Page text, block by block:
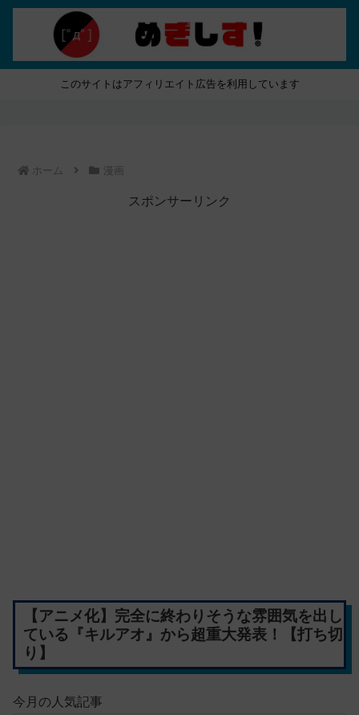
このサイトはアフィリエイト広告を利用しています
ホーム 漫画
スポンサーリンク
【アニメ化】完全に終わりそうな雰囲気を出し
ている『キルアオ』から超重大発表！【打ち切
り】
今月の人気記事